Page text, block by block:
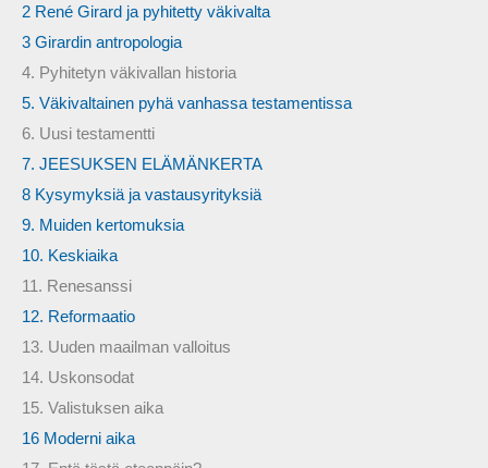
2 René Girard ja pyhitetty väkivalta
3 Girardin antropologia
4. Pyhitetyn väkivallan historia
5. Väkivaltainen pyhä vanhassa testamentissa
6. Uusi testamentti
7. JEESUKSEN ELÄMÄNKERTA
8 Kysymyksiä ja vastausyrityksiä
9. Muiden kertomuksia
10. Keskiaika
11. Renesanssi
12. Reformaatio
13. Uuden maailman valloitus
14. Uskonsodat
15. Valistuksen aika
16 Moderni aika